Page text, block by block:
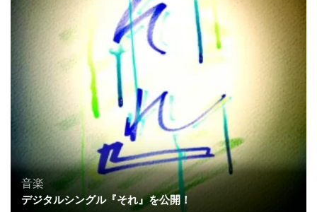
音楽
デジタルシングル『それ』を公開！